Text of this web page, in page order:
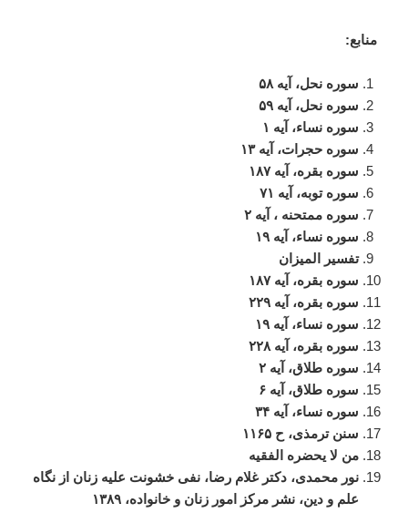
منابع:
سوره نحل، آیه ۵۸
سوره نحل، آیه ۵۹
سوره نساء، آیه ۱
سوره حجرات، آیه ۱۳
سوره بقره، آیه ۱۸۷
سوره توبه، آیه ۷۱
سوره ممتحنه ، آیه ۲
سوره نساء، آیه ۱۹
تفسیر
المیزان
سوره بقره، آیه ۱۸۷
سوره بقره، آیه ۲۲۹
سوره نساء، آیه ۱۹
سوره بقره، آیه ۲۲۸
سوره طلاق، آیه ۲
سوره طلاق، آیه ۶
سوره نساء، آیه ۳۴
سنن ترمذی، ح ۱۱۶۵
من لا یحضره الفقیه
نور محمدی، دکتر غلام رضا، نفی خشونت علیه زنان از نگاه
علم و دین، نشر مرکز امور زنان و خانواده، ۱۳۸۹